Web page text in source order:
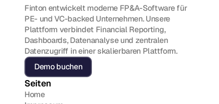
Finton entwickelt moderne FP&A-Software für
PE- und VC-backed Unternehmen. Unsere
Plattform verbindet Financial Reporting,
Dashboards, Datenanalyse und zentralen
Datenzugriff in einer skalierbaren Plattform.
Demo buchen
Seiten
Home